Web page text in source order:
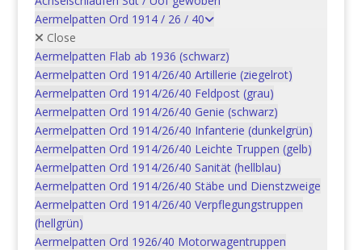
Aermelpatten Ord 1914 / 26 / 40
Close
Aermelpatten Flab ab 1936 (schwarz)
Aermelpatten Ord 1914/26/40 Artillerie (ziegelrot)
Aermelpatten Ord 1914/26/40 Feldpost (grau)
Aermelpatten Ord 1914/26/40 Genie (schwarz)
Aermelpatten Ord 1914/26/40 Infanterie (dunkelgrün)
Aermelpatten Ord 1914/26/40 Leichte Truppen (gelb)
Aermelpatten Ord 1914/26/40 Sanität (hellblau)
Aermelpatten Ord 1914/26/40 Stäbe und Dienstzweige
Aermelpatten Ord 1914/26/40 Verpflegungstruppen
(hellgrün)
Aermelpatten Ord 1926/40 Motorwagentruppen
In den Warenkorb
Art Rgt 13, Pz Hb Abt 32 *
CHF5.00
In den Warenkorb
Art Rgt 13, Pz Hb Abt 58 *
CHF5.00
In den Warenkorb
Mech Bat 2, Pz Gren Kp